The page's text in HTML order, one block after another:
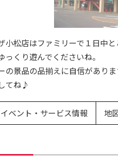
小松店はファミリーで１日中と
くり遊んでくださいね。
の景品の品揃えに自信があり
てね♪
イベント・サービス情報 地